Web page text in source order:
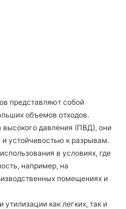
представляют собой
объемов отходов.
высокого давления (ПВД), они
устойчивостью к разрывам.
в условиях, где
например, на
помещениях и
как легких, так и